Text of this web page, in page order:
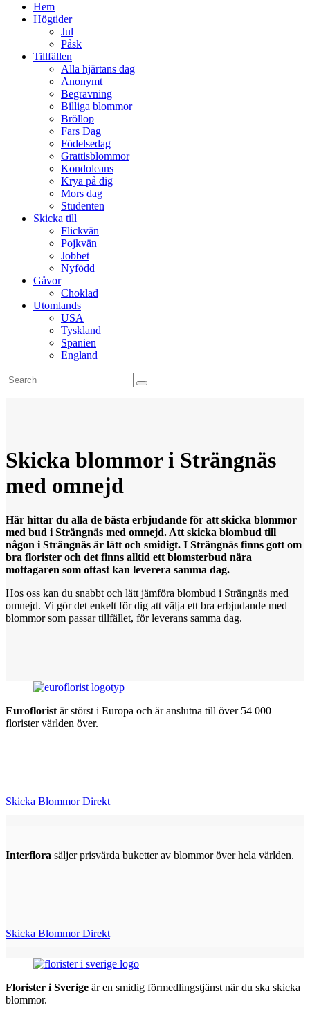
Hem
Högtider
Jul
Påsk
Tillfällen
Alla hjärtans dag
Anonymt
Begravning
Billiga blommor
Bröllop
Fars Dag
Födelsedag
Grattisblommor
Kondoleans
Krya på dig
Mors dag
Studenten
Skicka till
Flickvän
Pojkvän
Jobbet
Nyfödd
Gåvor
Choklad
Utomlands
USA
Tyskland
Spanien
England
Skicka blommori Strängnäs
med omnejd
Här hittar du alla de bästa erbjudande för att skicka blommor
med bud i Strängnäs med omnejd. Att skicka blombud till
någon i Strängnäs är lätt och smidigt. I Strängnäs finns gott om
bra florister och det finns alltid ett blomsterbud nära
mottagaren som oftast kan leverera samma dag.
Hos oss kan du snabbt och lätt jämföra blombud i Strängnäs med
omnejd. Vi gör det enkelt för dig att välja ett bra erbjudande med
blommor som passar tillfället, för leverans samma dag.
Euroflorist är störst i Europa och är anslutna till över 54 000
florister världen över.
Skicka Blommor Direkt
Interflora säljer prisvärda buketter av blommor över hela världen.
Skicka Blommor Direkt
Florister i Sverige är en smidig förmedlingstjänst när du ska skicka
blommor.